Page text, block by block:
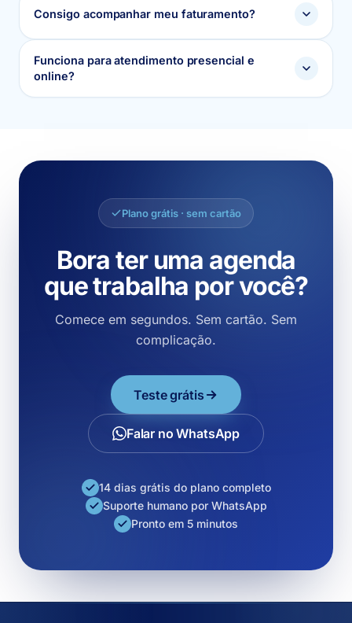
Consigo acompanhar meu faturamento?
Funciona para atendimento presencial e
online?
Plano grátis · sem cartão
Bora ter uma agenda
que trabalha por você?
Comece em segundos. Sem cartão. Sem
complicação.
Teste grátis
Falar no WhatsApp
14 dias grátis do plano completo
Suporte humano por WhatsApp
Pronto em 5 minutos